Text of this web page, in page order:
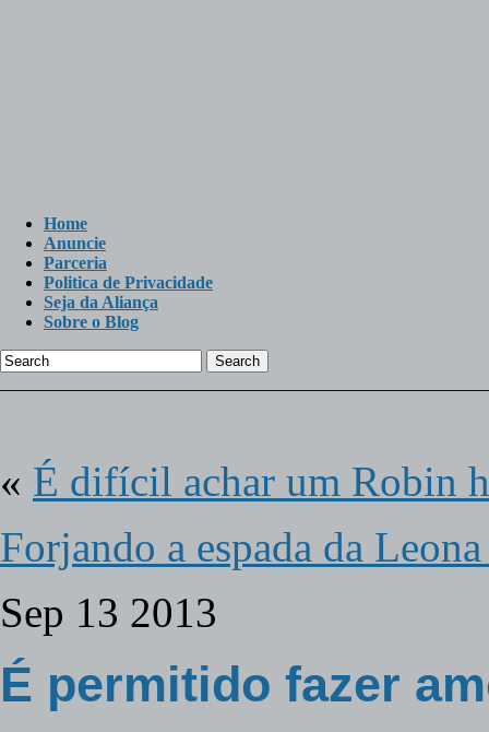
Home
Anuncie
Parceria
Politica de Privacidade
Seja da Aliança
Sobre o Blog
Search
« É difícil achar um Robin
Forjando a espada da
Sep 13 2013
É permitido fazer